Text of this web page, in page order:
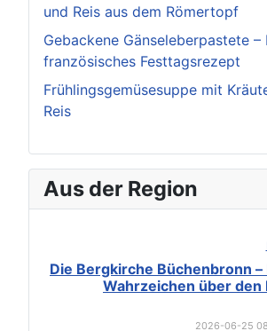
und Reis aus dem Römertopf
Gebackene Gänseleberpastete –
französisches Festtagsrezept
Frühlingsgemüsesuppe mit
Reis
Aus der Region
Die Bergkirche Büchenbronn
Wahrzeichen über den
2026-06-25